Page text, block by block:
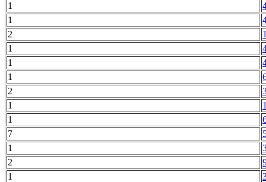
1
1
2
1
1
1
2
1
1
7
1
2
1